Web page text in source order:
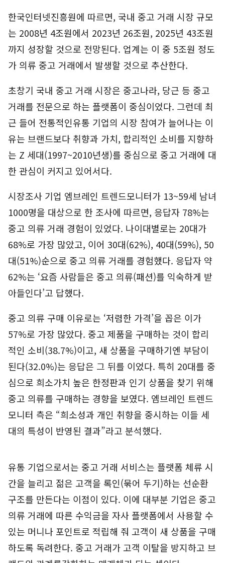
한국인터넷진흥원에 따르면, 국내 중고 거래 시장 규모
는 2008년 4조원에서 2023년 26조원, 2025년 43조원
까지 성장할 것으로 전망된다. 업계는 이 중 5조원 정도
가 의류 중고 거래에서 발생할 것으로 추산한다.
초창기 국내 중고 거래 시장은 중고나라, 당근 등 중고
거래를 전문으로 하는 플랫폼이 중심이었다. 그런데 최
근 들어 전통적인유통 기업의 시장 참여가 늘어나는 이
유는 브랜드보다 취향과 가치, 합리적인 소비를 지향하
는 Z 세대(1997~2010년생)를 중심으로 중고 거래에 대
한 관심이 커지고 있어서다.
시장조사 기업 엠브레인 트렌드모니터가 13~59세 남녀
1000명을 대상으로 한 조사에 따르면, 응답자 78%는
중고 의류 거래 경험이 있었다. 나이대별로는 20대가
68%로 가장 많았고, 이어 30대(62%), 40대(59%), 50
대(51%)순으로 중고 의류 거래를 경험했다. 응답자 약
62%는 ‘요즘 사람들은 중고 의류(패션)를 익숙하게 받
아들인다’고 답했다.
중고 의류 구매 이유로는 ‘저렴한 가격’을 꼽은 이가
57%로 가장 많았다. 중고 제품을 구매하는 것이 합리
적인 소비(38.7%)이고, 새 상품을 구매하기엔 부담이
된다(32.0%)는 응답은 그 뒤를 이었다. 특히 20대를 중
심으로 희소가치 높은 한정판과 인기 상품을 찾기 위해
중고 의류를 구매하는 경향을 보였다. 엠브레인 트렌드
모니터 측은 “희소성과 개인 취향을 중시하는 이들 세
대의 특성이 반영된 결과”라고 분석했다.
유통 기업으로서는 중고 거래 서비스는 플랫폼 체류 시
간을 늘리고 젊은 고객을 록인(묶어 두기)하는 선순환
구조를 만든다는 이점이 있다. 이에 대부분 기업은 중고
의류 거래에 따른 수익금을 자사 플랫폼에서 사용할 수
있는 머니나 포인트로 적립해 줘 고객이 새 상품을 구매
하도록 독려한다. 중고 거래가 고객 이탈을 방지하고 브